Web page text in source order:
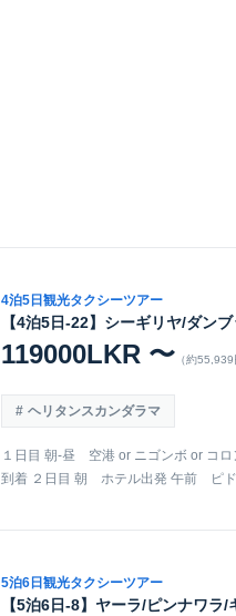
4泊5日観光タクシーツアー
【4泊5日-22】シーギリヤ/ダン
119000LKR 〜 （約55,939
ヘリタンスカンダラマ
１日目 朝-昼 空港 or ニゴンボ or コ
到着 ２日目 朝 ホテル出発 午前 ピド
5泊6日観光タクシーツアー
【5泊6日-8】ヤーラ/ピンナワ